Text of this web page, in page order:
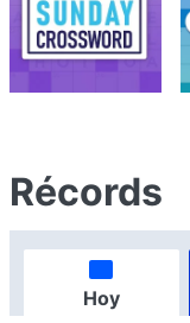
Récords
Hoy